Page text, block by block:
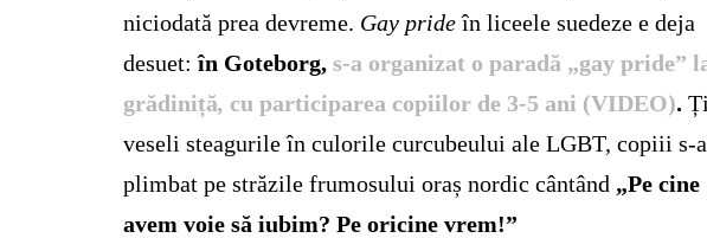
niciodată prea devreme. Gay prideîn liceele suedeze e deja
desuet: în Goteborg,s-a organizat o paradă „gay pride”
grădiniță, cu participarea copiilor de 3-5 ani (VIDEO).
veseli steagurile în culorile curcubeului ale LGBT, copiii s-
plimbat pe străzile frumosului oraș nordic cântând „Pe cine
avem voie să iubim? Pe oricine vrem!”